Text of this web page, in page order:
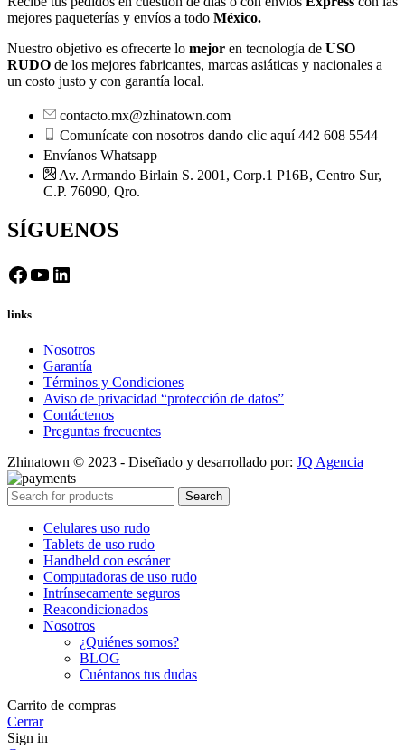
mejores paqueterías y envíos a todo México.
Nuestro objetivo es ofrecerte lo mejor en tecnología de USO
RUDO de los mejores fabricantes, marcas asiáticas y nacionales a
un costo justo y con garantía local.
contacto.mx@zhinatown.com
Comunícate con nosotros dando clic aquí 442 608 5544
Envíanos Whatsapp
Av. Armando Birlain S. 2001, Corp.1 P16B, Centro Sur,
C.P. 76090, Qro.
SÍGUENOS
Facebook
YouTube
LinkedIn
links
Nosotros
Garantía
Términos y Condiciones
Aviso de privacidad “protección de datos”
Contáctenos
Preguntas frecuentes
Zhinatown © 2023 - Diseñado y desarrollado por: JQ Agencia
Search
Celulares uso rudo
Tablets de uso rudo
Handheld con escáner
Computadoras de uso rudo
Intrínsecamente seguros
Reacondicionados
Nosotros
¿Quiénes somos?
BLOG
Cuéntanos tus dudas
Carrito de compras
Cerrar
Sign in